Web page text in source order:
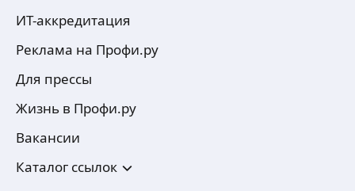
ИТ-аккредитация
Реклама на Профи.ру
Для прессы
Жизнь в Профи.ру
Вакансии
Каталог ссылок